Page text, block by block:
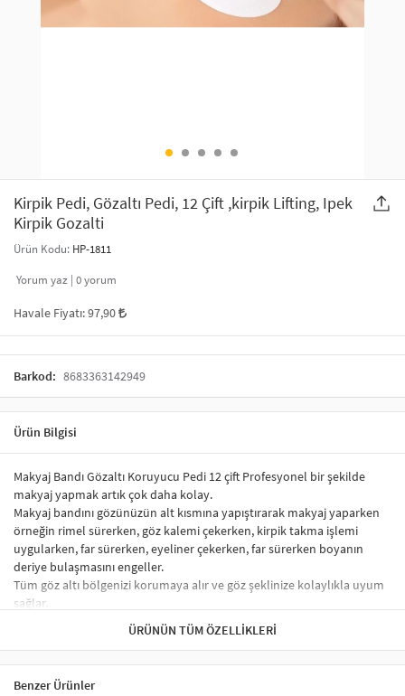
SAÇ AKSESUARLARI
ŞAL VE FULAR
ODA KOKUSU VE MUM
PARTİ SÜSLERİ
Kirpik Pedi, Gözaltı Pedi, 12 Çift ,kirpik Lifting, Ipek
Kirpik Gozalti
Ürün Kodu: HP-1811
Yorum yaz | 0yorum
Havale Fiyatı:97,90
Barkod: 8683363142949
Ürün Bilgisi
Makyaj Bandı Gözaltı Koruyucu Pedi 12 çift Profesyonel bir şekilde
makyaj yapmak artık çok daha kolay.
Makyaj bandını gözünüzün alt kısmına yapıştırarak makyaj yaparken
örneğin rimel sürerken, göz kalemi çekerken, kirpik takma işlemi
uygularken, far sürerken, eyeliner çekerken, far sürerken boyanın
deriye bulaşmasını engeller.
Tüm göz altı bölgenizi korumaya alır ve göz şeklinize kolaylıkla uyum
sağlar.
Tek taraflı yapışkanlı yapısı sayesinde kolayca yapıştırıp
bir şekilde bitirmek için ideal bir üründür.
ÜRÜNÜN TÜM ÖZELLIKLERI
Benzer Ürünler